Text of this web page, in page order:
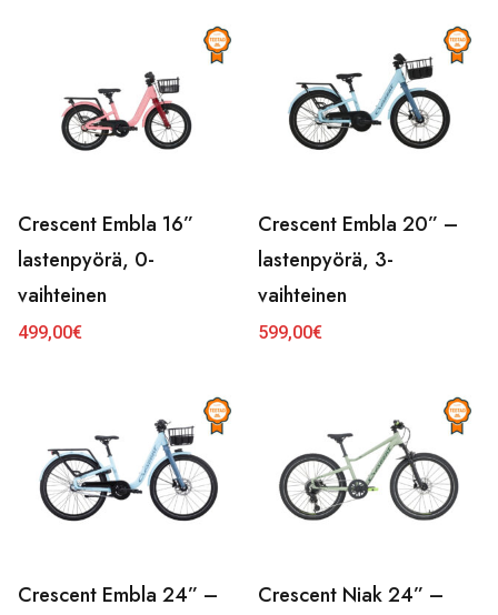
Crescent Embla 16”
lastenpyörä, 0-
vaihteinen
499,00€
Crescent Embla 20” –
lastenpyörä, 3-
vaihteinen
599,00€
Crescent Embla 24” –
Crescent Niak 24” –